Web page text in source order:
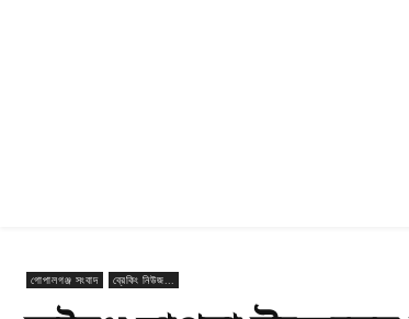
গোপালগঞ্জ সংবাদ ব্রেকিং নিউজ...